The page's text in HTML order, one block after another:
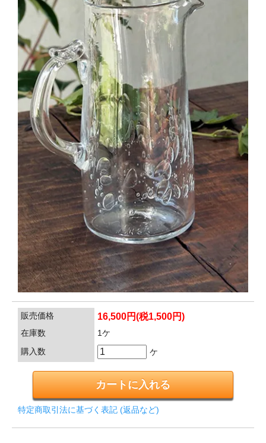
販売価格 16,500円(税1,500円)
在庫数
1ケ
購入数
ケ
特定商取引法に基づく表記 (返品など)